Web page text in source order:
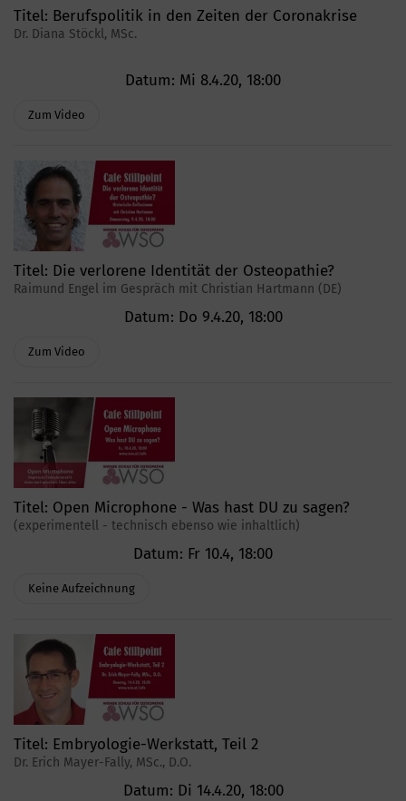
Titel: Berufspolitik in den Zeiten der Coronakrise
Dr. Diana Stöckl, MSc.
Datum: Mi 8.4.20, 18:00
Zum Video
Titel: Die verlorene Identität der Osteopathie?
Raimund Engel im Gespräch mit Christian Hartmann (DE)
Datum: Do 9.4.20, 18:00
Zum Video
Titel: Open Microphone - Was hast DU zu sagen?
(experimentell - technisch ebenso wie inhaltlich)
Datum: Fr 10.4, 18:00
Keine Aufzeichnung
Titel: Embryologie-Werkstatt, Teil 2
Dr. Erich Mayer-Fally, MSc., D.O.
Datum: Di 14.4.20, 18:00